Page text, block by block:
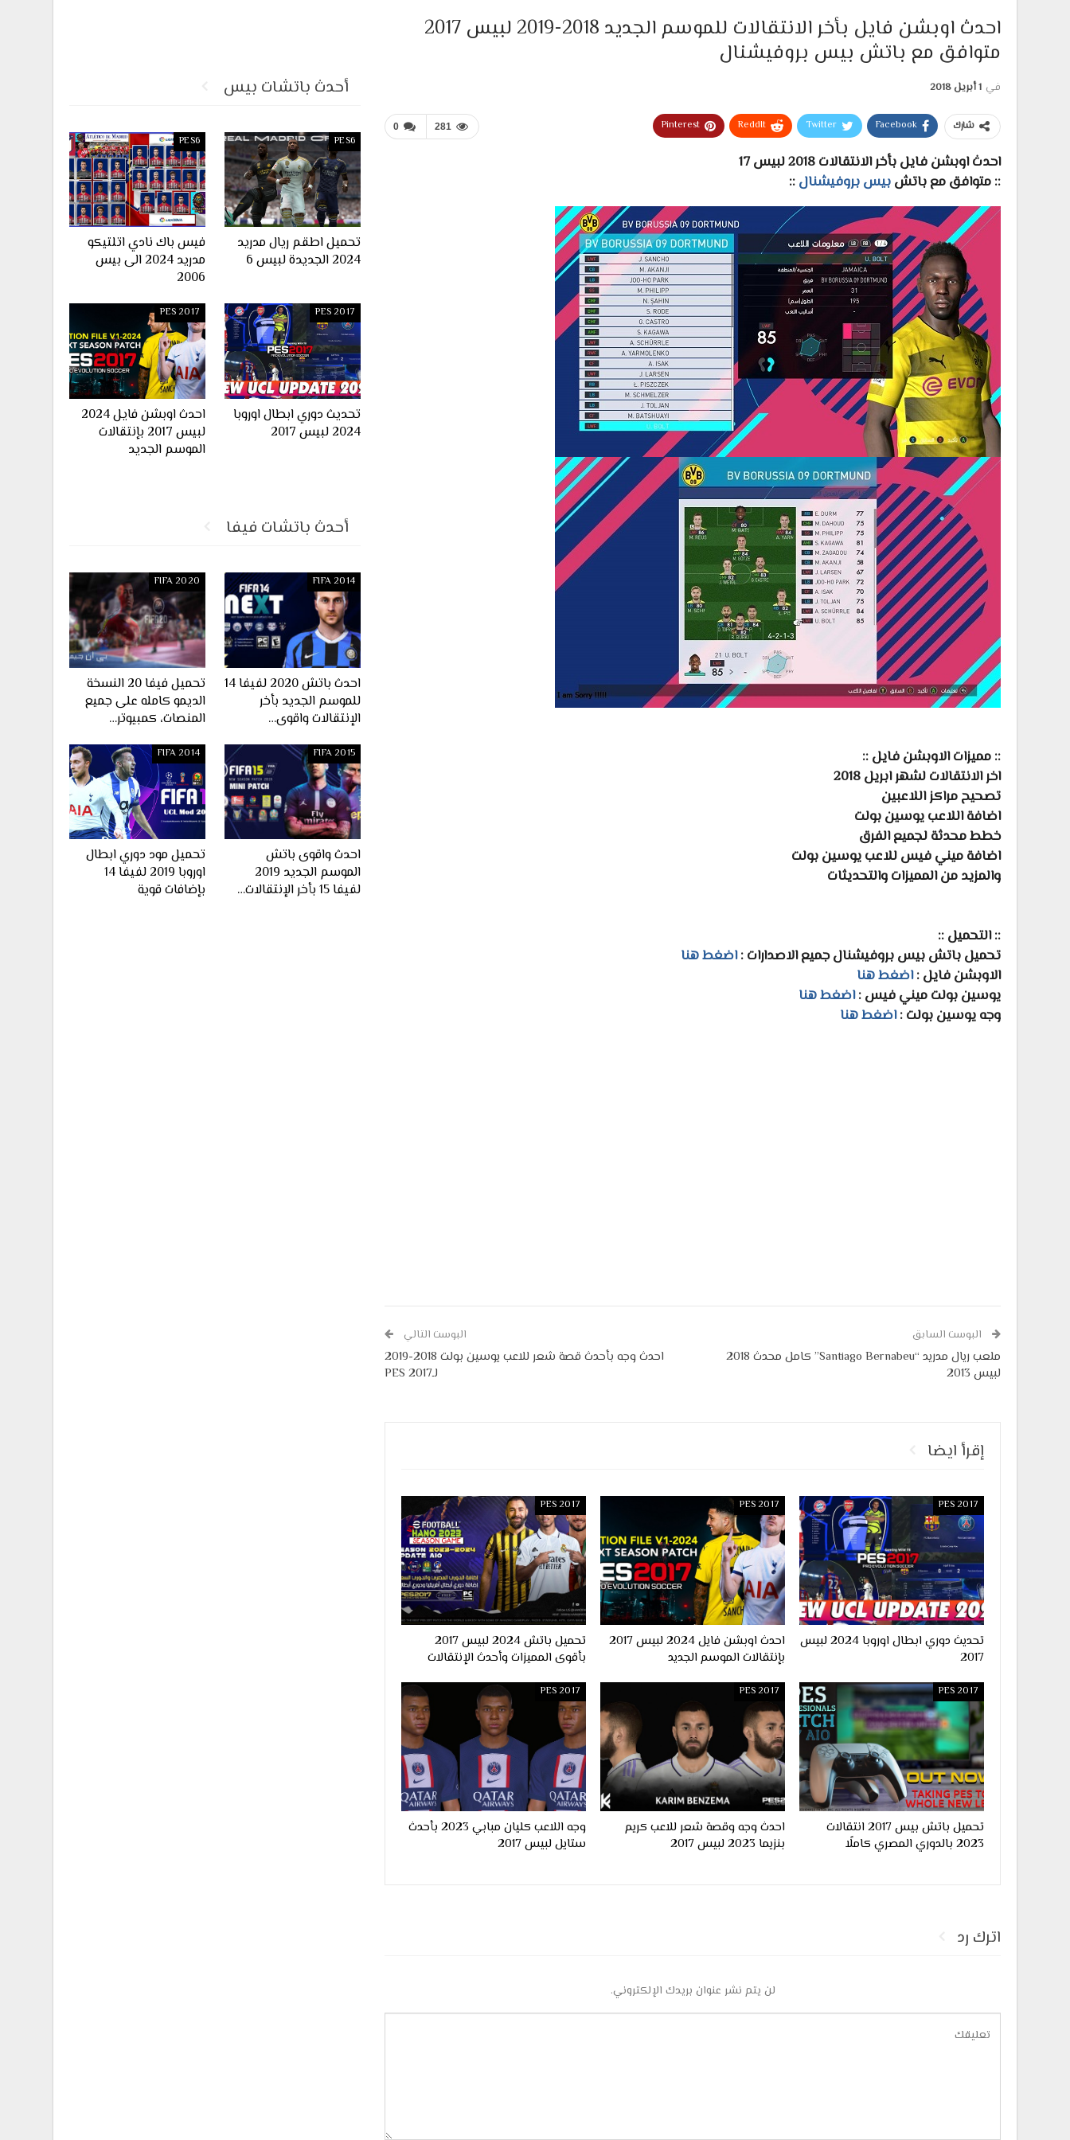
احدث اوبشن فايل بأخر الانتقالات للموسم الجديد 2018-2019 لبيس 2017
متوافق مع باتش بيس بروفيشنال
في 1 أبريل 2018
0 281 شارك Facebook
Twitter
ReddIt
Pinterest
احدث اوبشن فايل بأخر الانتقالات 2018 لبيس 17
:: متوافق مع باتشبيس بروفيشنال::
:: مميزات الاوبشن فايل ::
اخر الانتقالات لشهر ابريل 2018
تصحيح مراكز اللاعبين
اضافة اللاعب يوسين بولت
خطط محدثة لجميع الفرق
اضافة ميني فيس للاعب يوسين بولت
والمزيد من المميزات والتحديثات
:: التحميل ::
تحميل باتش بيس بروفيشنال جميع الاصدارات :اضغط هنا
الاوبشن فايل :اضغط هنا
يوسين بولت ميني فيس :اضغط هنا
وجه يوسين بولت :اضغط هنا
البوست السابق
ملعب ريال مدريد “Santiago Bernabeu” كامل محدث 2018
لبيس 2013
البوست التالي
احدث وجه بأحدث قصة شعر للاعب يوسين بولت 2018-2019
لـPES 2017
إقرأ ايضا
PES 2017
تحديث دوري ابطال اوروبا 2024 لبيس
2017
PES 2017
احدث اوبشن فايل 2024 لبيس 2017
بإنتقالات الموسم الجديد
PES 2017
تحميل باتش 2024 لبيس 2017
بأقوى المميزات وأحدث الإنتقالات
PES 2017
تحميل باتش بيس 2017 انتقالات
2023 بالدوري المصري كاملًا
PES 2017
احدث وجه وقصة شعر للاعب كريم
بنزيما 2023 لبيس 2017
PES 2017
وجه اللاعب كليان مبابي 2023 بأحدث
ستايل لبيس 2017
اترك رد
لن يتم نشر عنوان بريدك الإلكتروني.
أحدث باتشات بيس
PES6
تحميل اطقم ريال مدريد
2024 الجديدة لبيس 6
PES6
فيس باك نادي اتلتيكو
مدريد 2024 الى بيس
2006
PES 2017
تحديث دوري ابطال اوروبا
2024 لبيس 2017
PES 2017
احدث اوبشن فايل 2024
لبيس 2017 بإنتقالات
الموسم الجديد
أحدث باتشات فيفا
FIFA 2014
احدث باتش 2020 لفيفا 14
للموسم الجديد بأخر
الإنتقالات واقوى…
FIFA 2020
تحميل فيفا 20 النسخة
الديمو كامله على جميع
المنصات، كمبيوتر…
FIFA 2015
احدث واقوى باتش
الموسم الجديد 2019
لفيفا 15 بأخر الإنتقالات…
FIFA 2014
تحميل مود دوري ابطال
اوروبا 2019 لفيفا 14
بإضافات قوية